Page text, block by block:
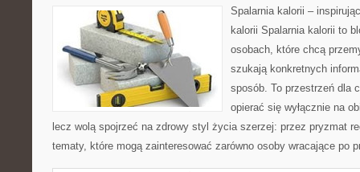
Spalarnia kalorii –
kalorii Spalarnia kalorii to
osobach, które chcą
szukają konkretnych
sposób. To przestrzeń dla
opierać się wyłącznie na
lecz wolą spojrzeć na zdrowy styl życia szerzej: przez pryzmat
tematy, które mogą zainteresować zarówno osoby wracające po